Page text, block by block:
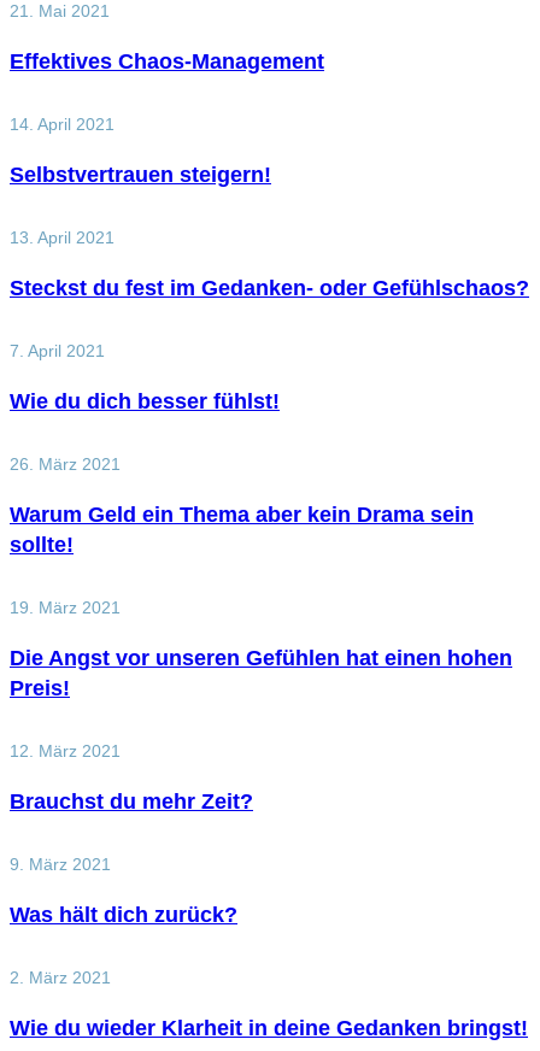
21. Mai 2021
Effektives Chaos-Management
14. April 2021
Selbstvertrauen steigern!
13. April 2021
Steckst du fest im Gedanken- oder Gefühlschaos?
7. April 2021
Wie du dich besser fühlst!
26. März 2021
Warum Geld ein Thema aber kein Drama sein
sollte!
19. März 2021
Die Angst vor unseren Gefühlen hat einen hohen
Preis!
12. März 2021
Brauchst du mehr Zeit?
9. März 2021
Was hält dich zurück?
2. März 2021
Wie du wieder Klarheit in deine Gedanken bringst!